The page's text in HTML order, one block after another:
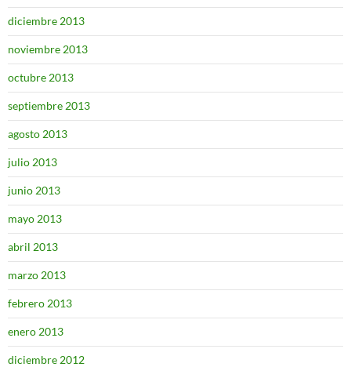
diciembre 2013
noviembre 2013
octubre 2013
septiembre 2013
agosto 2013
julio 2013
junio 2013
mayo 2013
abril 2013
marzo 2013
febrero 2013
enero 2013
diciembre 2012